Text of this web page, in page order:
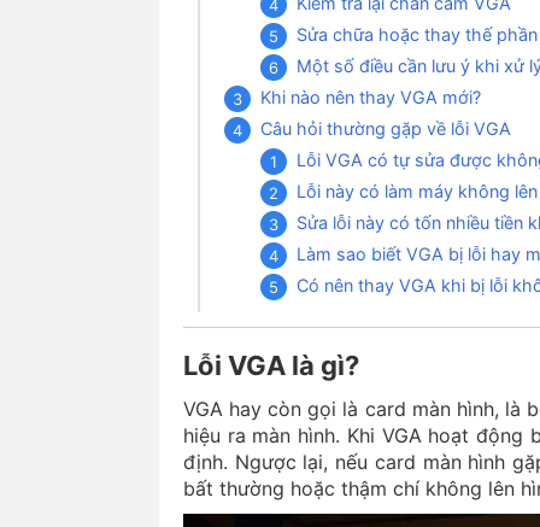
Sửa chữa hoặc thay thế
Một số điều cần lưu ý khi xử
Khi nào nên thay VGA mới?
Câu hỏi thường gặp về lỗi VGA
Lỗi VGA có tự sửa được
Lỗi này có làm máy không
Sửa lỗi này có tốn nhiều tiền
Làm sao biết VGA bị lỗi hay
Có nên thay VGA khi bị lỗi
Lỗi VGA là gì?
VGA hay còn gọi là card màn hình, là
hiệu ra màn hình. Khi VGA hoạt
định. Ngược lại, nếu card màn hình
bất thường hoặc thậm chí không lên